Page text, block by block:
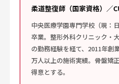
柔道整復師（国家資格）／
中央医療学園専門学校（現：
卒業。整形外科クリニック・
の勤務経験を経て、2011年創
万人以上の施術実績。骨盤矯
得意とする。